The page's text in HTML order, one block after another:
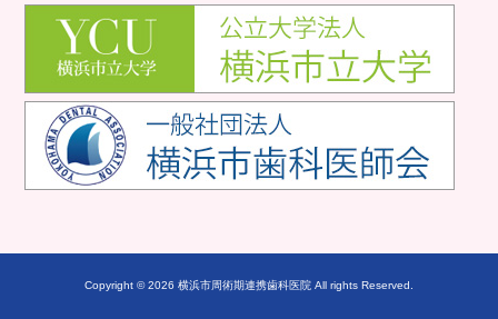
Copyright © 2026 横浜市周術期連携歯科医院 All rights Reserved.